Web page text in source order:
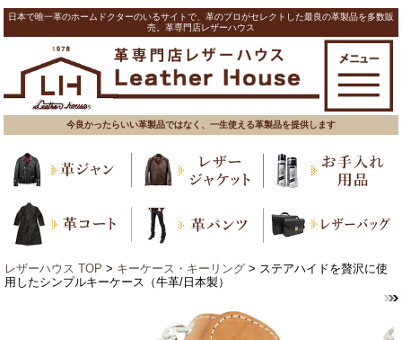
日本で唯一革のホームドクターのいるサイトで、革のプロがセレクトした最良の革製品を多数販
売。革専門店レザーハウス
今良かったらいい革製品ではなく、一生使える革製品を提供します
レザーハウス TOP > キーケース・キーリング > ステアハイドを贅沢に使
用したシンプルキーケース（牛革/日本製）